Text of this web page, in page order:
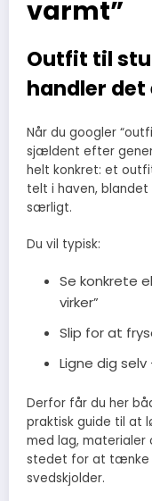
varmt”
Outfit til
handler
Når du googler
sjældent efter
helt konkret: et
telt i haven,
særligt.
Du vil typisk:
Se konkrete
virker”
Slip for at
Ligne dig
Derfor får du her
praktisk guide til at
med lag, materialer
stedet for at tænke
svedskjolder.